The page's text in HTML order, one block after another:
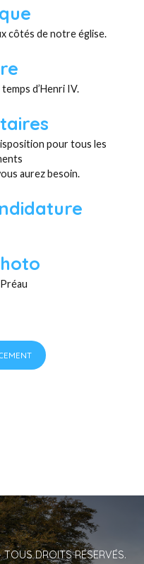
côtés de notre église.
d’Henri IV.
pour tous les
aurez besoin.
DROITS RÉSERVÉS.